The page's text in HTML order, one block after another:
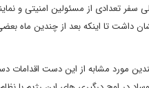
سفر تعدادی از مسئولین امنیتی و
داشت تا اینکه بعد از چندین ماه
مورد مشابه از این دست اقدامات